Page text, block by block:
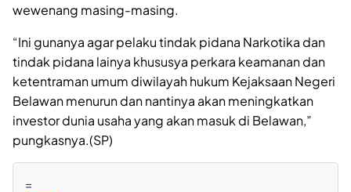
wewenang masing-masing.
“Ini gunanya agar pelaku tindak pidana Narkotika dan
tindak pidana lainya khususya perkara keamanan dan
ketentraman umum diwilayah hukum Kejaksaan Negeri
Belawan menurun dan nantinya akan meningkatkan
investor dunia usaha yang akan masuk di Belawan,”
pungkasnya.(SP)
=